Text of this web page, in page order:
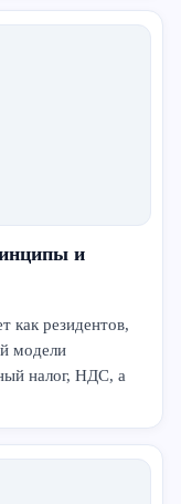
и
как резидентов,
модели
налог, НДС, а